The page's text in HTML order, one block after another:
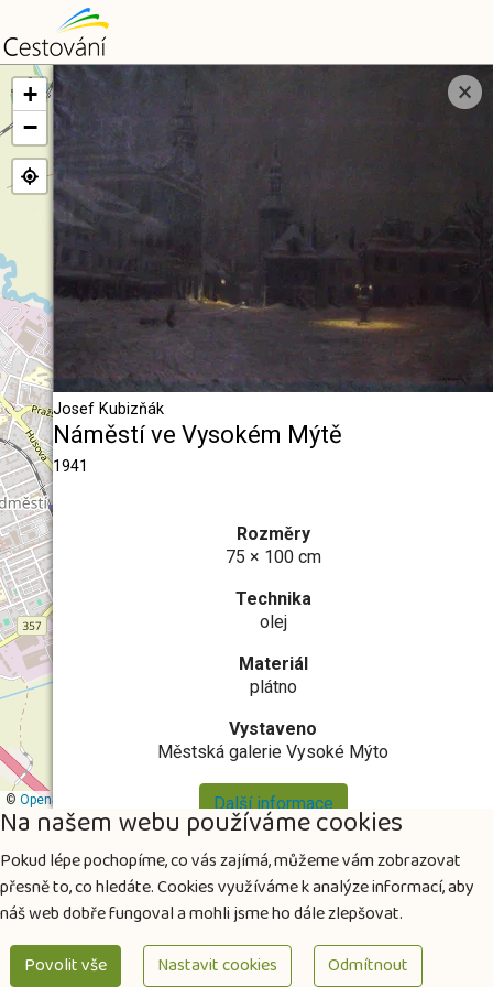
Náměstí ve Vysokém
Mýtě - Mapa
Josef Kubizňák
Náměstí ve Vysokém Mýtě
1941
Rozměry
75 × 100 cm
Technika
olej
Materiál
plátno
Vystaveno
Městská galerie Vysoké Mýto
Další informace
×
+
−
© OpenStreetMap
Na našem webu používáme cookies
Pokud lépe pochopíme, co vás zajímá, můžeme vám zobrazovat
přesně to, co hledáte. Cookies využíváme k analýze informací, aby
náš web dobře fungoval a mohli jsme ho dále zlepšovat.
Povolit vše
Nastavit cookies Odmítnout